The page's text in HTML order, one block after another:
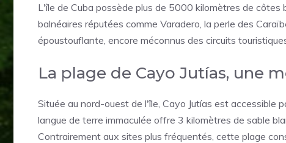
L'île de Cuba possède plus de 5000 kilomètres de
balnéaires réputées comme Varadero, la perle des
époustouflante, encore méconnus des circuits
La plage de Cayo Jutías, une
Située au nord-ouest de l'île, Cayo Jutías est accessible
langue de terre immaculée offre 3 kilomètres de sable
Contrairement aux sites plus fréquentés, cette plage